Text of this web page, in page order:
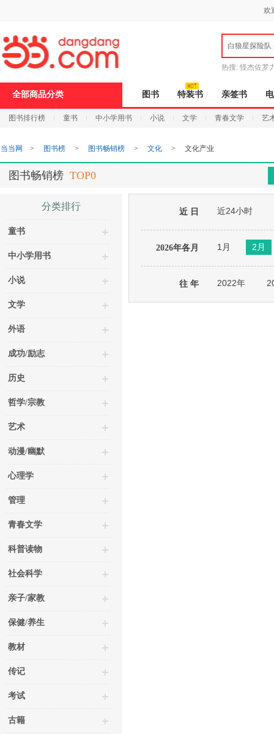
打
开
无
障
页
加
欢
白狼星探险队
热搜: 怪杰佐罗
全部商品分类 图书 特装书 亲签书
图书排行榜 童书 中小学用书 小说 文学 青春文学 艺
当当网 > 图书榜 > 图书畅销榜 > 文化 > 文化产业
图书畅销榜 TOP0
分类排行
童书
中小学用书
小说
文学
外语
成功/励志
历史
哲学/宗教
艺术
动漫/幽默
心理学
管理
青春文学
科普读物
社会科学
亲子/家教
保健/养生
教材
传记
考试
古籍
近 日 近24小时
2026年各月 1月 2月
往 年 2022年